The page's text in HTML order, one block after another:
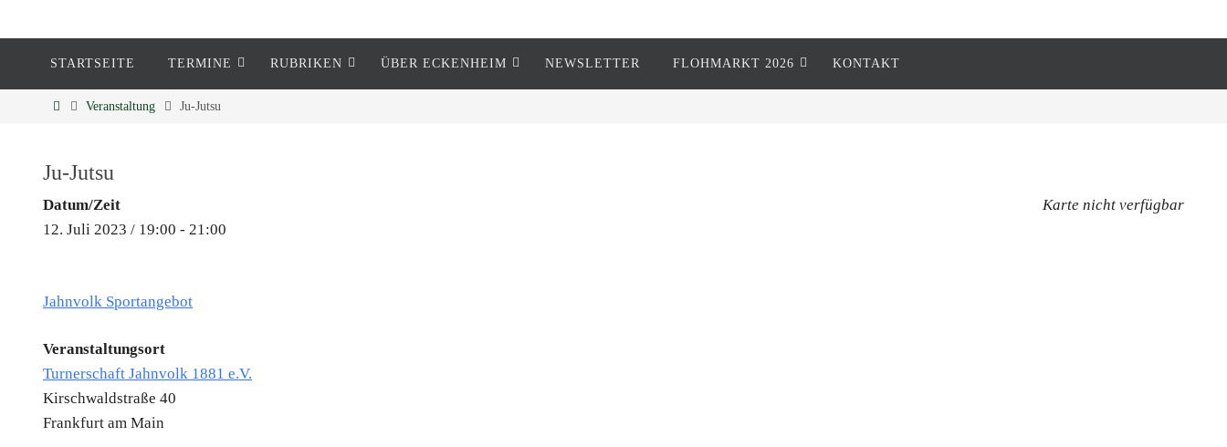
Eckenheim
STARTSEITE TERMINE RUBRIKEN ÜBER ECKENHEIM NEWSLETTER FLOHMARKT 2026 KONTAKT
Veranstaltung Ju-Jutsu
Ju-Jutsu
Karte nicht verfügbar
Datum/Zeit
12. Juli 2023 / 19:00 - 21:00
Jahnvolk Sportangebot
Veranstaltungsort
Turnerschaft Jahnvolk 1881 e.V.
Kirschwaldstraße 40
Frankfurt am Main